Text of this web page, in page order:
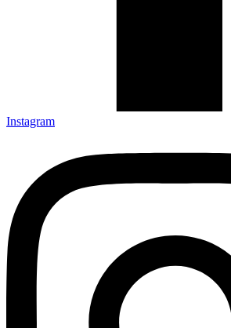
Instagram